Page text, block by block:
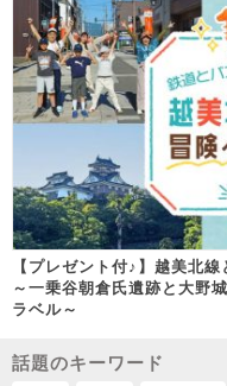
【プレゼント付♪】越美北
～一乗谷朝倉氏遺跡と大野
ラベル～
話題のキーワード